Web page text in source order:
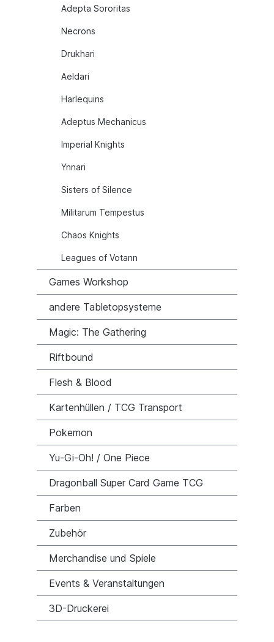
Adepta Sororitas
Necrons
Drukhari
Aeldari
Harlequins
Adeptus Mechanicus
Imperial Knights
Ynnari
Sisters of Silence
Militarum Tempestus
Chaos Knights
Leagues of Votann
Games Workshop
andere Tabletopsysteme
Magic: The Gathering
Riftbound
Flesh & Blood
Kartenhüllen / TCG Transport
Pokemon
Yu-Gi-Oh! / One Piece
Dragonball Super Card Game TCG
Farben
Zubehör
Merchandise und Spiele
Events & Veranstaltungen
3D-Druckerei